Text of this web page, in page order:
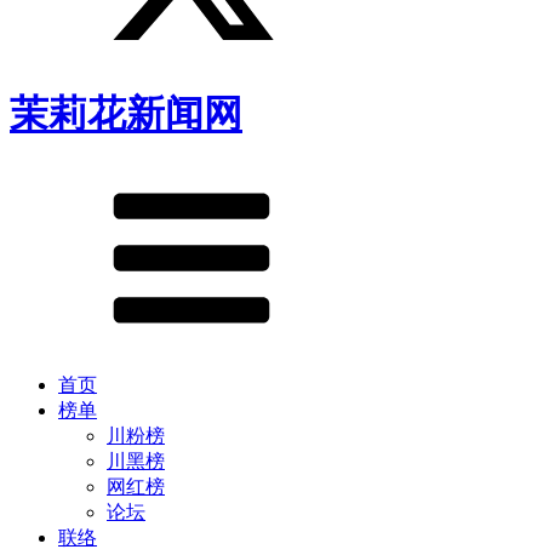
茉莉花新闻网
首页
榜单
川粉榜
川黑榜
网红榜
论坛
联络